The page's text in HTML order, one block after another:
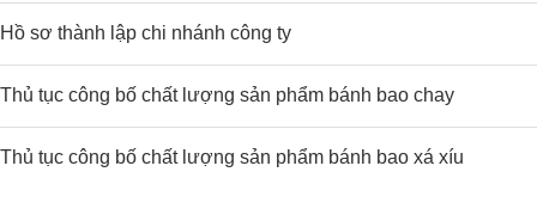
Hồ sơ thành lập chi nhánh công ty
Thủ tục công bố chất lượng sản phẩm bánh bao chay
Thủ tục công bố chất lượng sản phẩm bánh bao xá xíu